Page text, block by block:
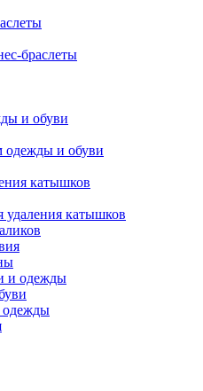
браслеты
и обуви
одежды и обуви
катышков
катышков
и одежды
одежды